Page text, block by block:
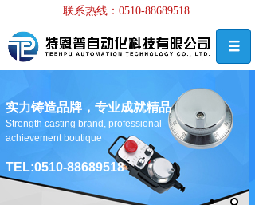
联系热线：0510-88689518
实力铸造品牌，专业成就精品
Strength casting brand, professional
achievement boutique
TEL:0510-88689518